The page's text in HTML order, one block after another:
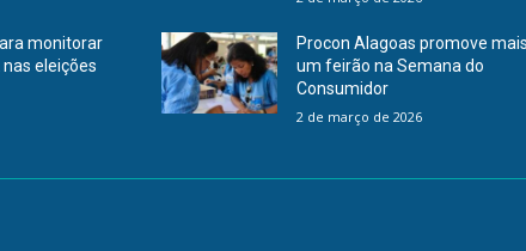
monitorar
eleições
Procon Alagoas promove mais
um feirão na Semana do
Consumidor
2 de março de 2026